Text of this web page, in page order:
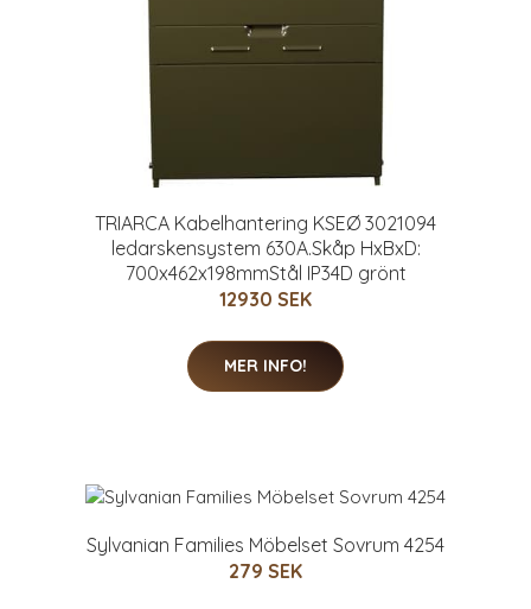
TRIARCA Kabelhantering KSEØ 3021094
ledarskensystem 630A.Skåp HxBxD:
700x462x198mmStål IP34D grönt
12930 SEK
MER INFO!
Sylvanian Families Möbelset Sovrum 4254
279 SEK